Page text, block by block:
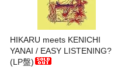
HIKARU meets KENICHI
YANAI / EASY LISTENING?
(LP盤)